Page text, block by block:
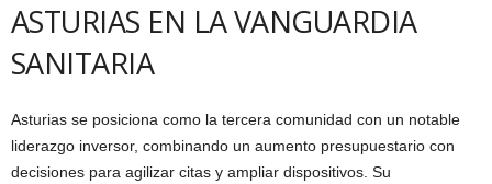
ASTURIAS EN LA VANGUARDIA
SANITARIA
Asturias se posiciona como la tercera comunidad con un notable
liderazgo inversor, combinando un aumento presupuestario con
decisiones para agilizar citas y ampliar dispositivos. Su